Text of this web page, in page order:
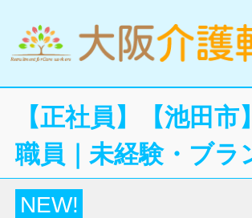
【正社員】【池田
職員｜未経験・ブラ
NEW!